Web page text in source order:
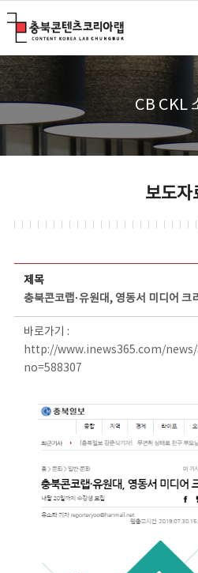
CB CKL
보도자
제목
충북콘코랩·유원대, 영동서 미디어 크
바로가기 :
http://www.inews365.com/
no=588307